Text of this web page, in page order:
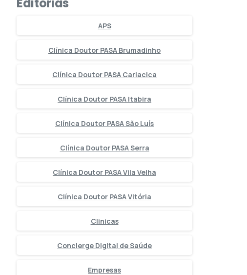
APS
Clínica Doutor PASA Brumadinho
Clínica Doutor PASA Cariacica
Clínica Doutor PASA Itabira
Clínica Doutor PASA São Luís
Clínica Doutor PASA Serra
Clínica Doutor PASA Vila Velha
Clínica Doutor PASA Vitória
Clinicas
Concierge Digital de Saúde
Empresas